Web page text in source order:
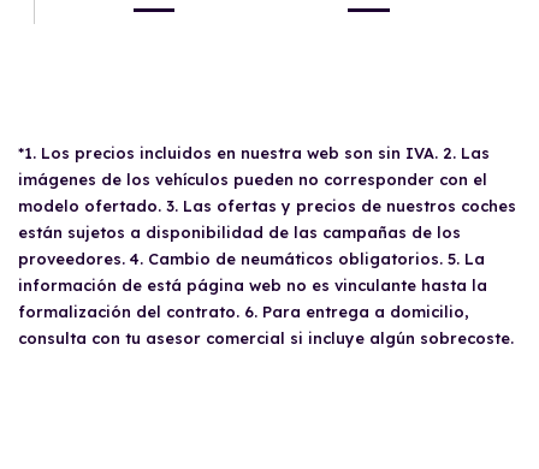
*1. Los precios incluidos en nuestra web son sin IVA. 2. Las
imágenes de los vehículos pueden no corresponder con el
modelo ofertado. 3. Las ofertas y precios de nuestros coches
están sujetos a disponibilidad de las campañas de los
proveedores. 4. Cambio de neumáticos obligatorios. 5. La
información de está página web no es vinculante hasta la
formalización del contrato. 6. Para entrega a domicilio,
consulta con tu asesor comercial si incluye algún sobrecoste.